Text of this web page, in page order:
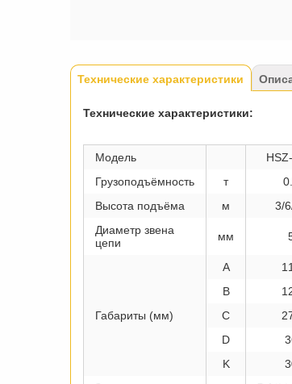
Tabs
Технические характеристики
вкладка)
Технические характеристики:
Модель
Грузоподъёмность
т
Высота подъёма
м 3/
Диаметр звена
цепи
мм
Габариты (мм)
A
B
C
D
K